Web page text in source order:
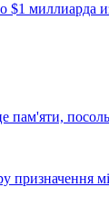
$1 миллиарда
пам'яти,
призначення